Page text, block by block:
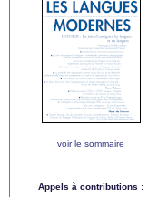
voir le sommaire
Appels à contributions :